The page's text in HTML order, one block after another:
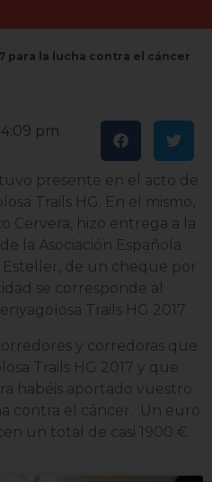
para la lucha contra el cáncer
4:09 pm
presente en el acto de
Trails HG. En el mismo,
Cervera, hizo entrega a la
la Asociación Española
Esteller, de un cheque por
se corresponde al
Trails HG 2017.
y corredoras que
Trails HG 2017 y que
habéis aportado vuestro
contra el cáncer. Un euro
un total de casi 1900 €.